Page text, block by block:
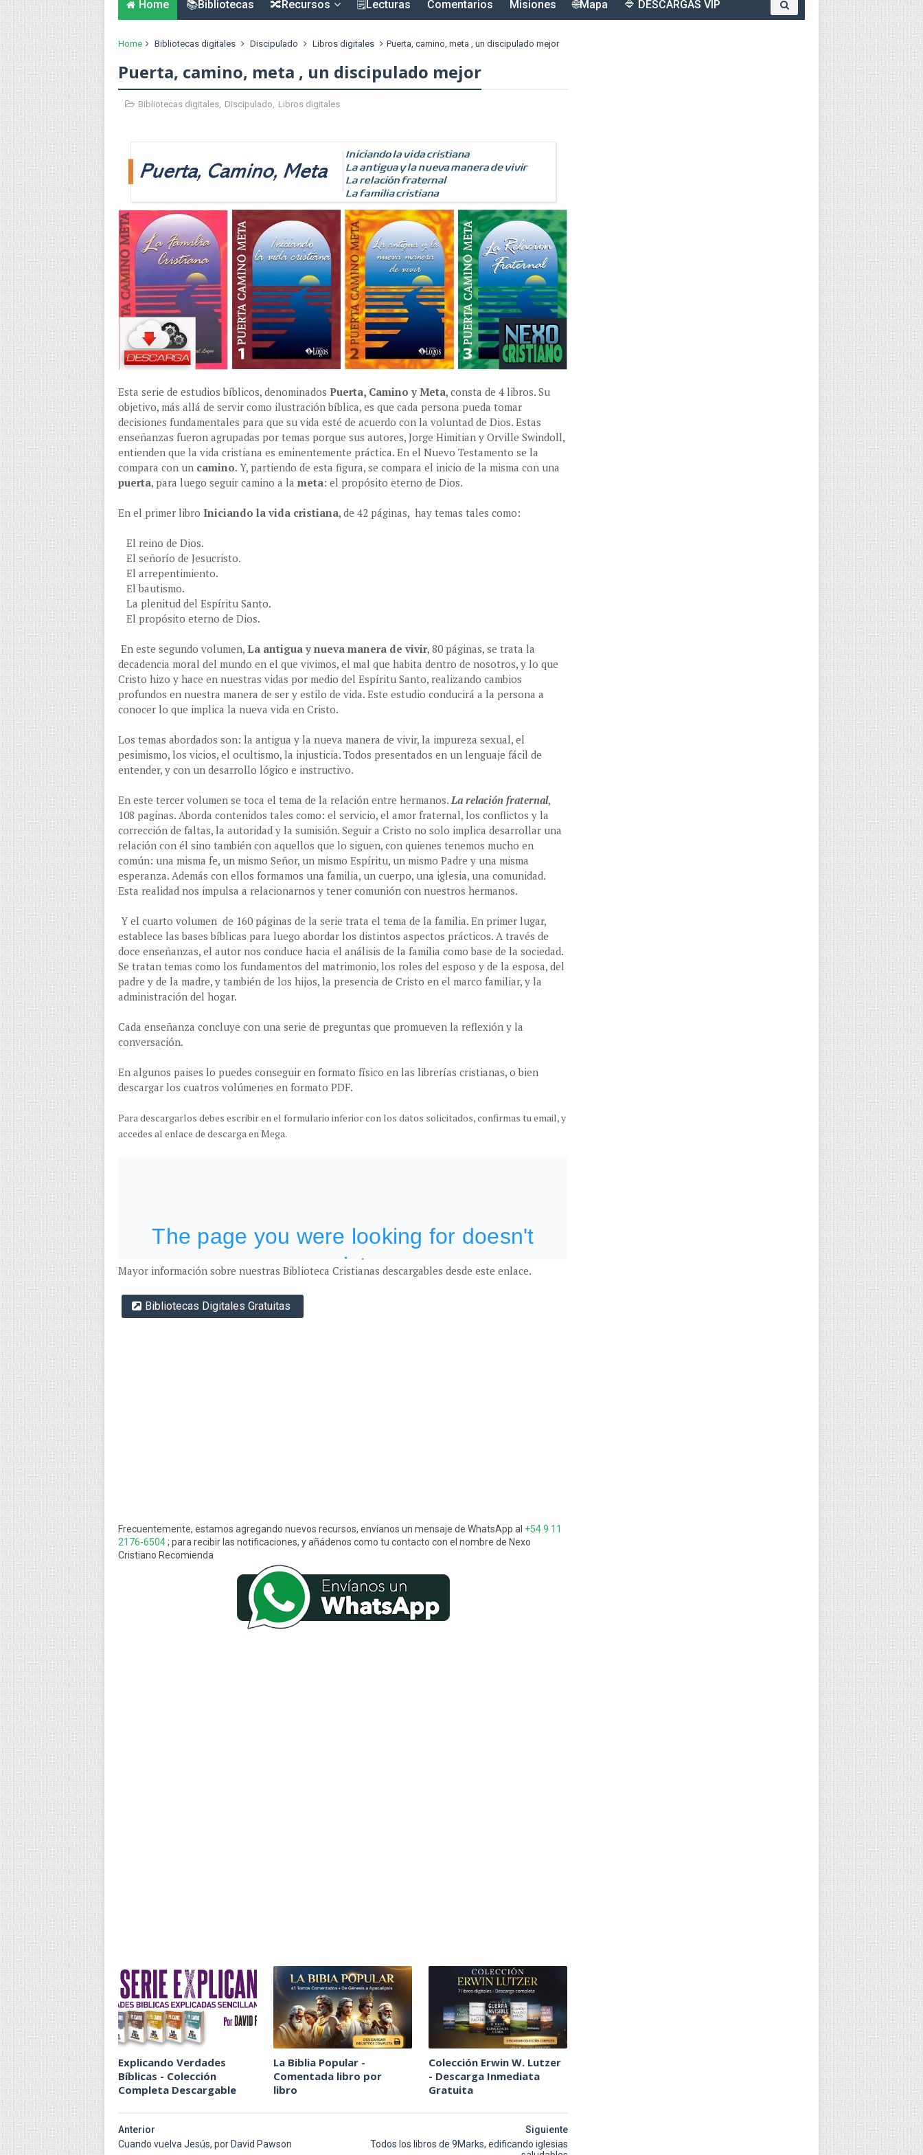
Home 📚Bibliotecas 🔀Recursos 🗒️Lecturas Comentarios Misiones 🌐Mapa 🔷 DESCARGAS VIP
Home Bibliotecas digitales Discipulado Libros digitales Puerta, camino, meta , un discipulado mejor
Puerta, camino, meta , un discipulado mejor
Bibliotecas digitales, Discipulado, Libros digitales
Esta serie de estudios bíblicos, denominados Puerta, Camino y Meta, consta de 4 libros. Su
objetivo, más allá de servir como ilustración bíblica, es que cada persona pueda tomar
decisiones fundamentales para que su vida esté de acuerdo con la voluntad de Dios. Estas
enseñanzas fueron agrupadas por temas porque sus autores, Jorge Himitian y Orville Swindoll,
entienden que la vida cristiana es eminentemente práctica. En el Nuevo Testamento se la
compara con un camino. Y, partiendo de esta figura, se compara el inicio de la misma con una
puerta, para luego seguir camino a la meta: el propósito eterno de Dios.
En el primer libro Iniciando la vida cristiana, de 42 páginas, hay temas tales como:
El reino de Dios.
El señorío de Jesucristo.
El arrepentimiento.
El bautismo.
La plenitud del Espíritu Santo.
El propósito eterno de Dios.
En este segundo volumen, La antigua y nueva manera de vivir, 80 páginas, se trata la
decadencia moral del mundo en el que vivimos, el mal que habita dentro de nosotros, y lo que
Cristo hizo y hace en nuestras vidas por medio del Espíritu Santo, realizando cambios
profundos en nuestra manera de ser y estilo de vida. Este estudio conducirá a la persona a
conocer lo que implica la nueva vida en Cristo.
Los temas abordados son: la antigua y la nueva manera de vivir, la impureza sexual, el
pesimismo, los vicios, el ocultismo, la injusticia. Todos presentados en un lenguaje fácil de
entender, y con un desarrollo lógico e instructivo.
En este tercer volumen se toca el tema de la relación entre hermanos.La relación fraternal,
108 paginas. Aborda contenidos tales como: el servicio, el amor fraternal, los conflictos y la
corrección de faltas, la autoridad y la sumisión. Seguir a Cristo no solo implica desarrollar una
relación con él sino también con aquellos que lo siguen, con quienes tenemos mucho en
común: una misma fe, un mismo Señor, un mismo Espíritu, un mismo Padre y una misma
esperanza. Además con ellos formamos una familia, un cuerpo, una iglesia, una comunidad.
Esta realidad nos impulsa a relacionarnos y tener comunión con nuestros hermanos.
Y el cuarto volumen de 160 páginas de la serie trata el tema de la familia. En primer lugar,
establece las bases bíblicas para luego abordar los distintos aspectos prácticos. A través de
doce enseñanzas, el autor nos conduce hacia el análisis de la familia como base de la sociedad.
Se tratan temas como los fundamentos del matrimonio, los roles del esposo y de la esposa, del
padre y de la madre, y también de los hijos, la presencia de Cristo en el marco familiar, y la
administración del hogar.
Cada enseñanza concluye con una serie de preguntas que promueven la reflexión y la
conversación.
En algunos paises lo puedes conseguir en formato físico en las librerías cristianas, o bien
descargar los cuatros volúmenes en formato PDF.
Para descargarlos debes escribir en el formulario inferior con los datos solicitados, confirmas tu email, y
accedes al enlace de descarga en Mega.
Mayor información sobre nuestras Biblioteca Cristianas descargables desde este enlace.
Bibliotecas Digitales Gratuitas
Frecuentemente, estamos agregando nuevos recursos, envíanos un mensaje de WhatsApp al +54 9 11
2176-6504; para recibir las notificaciones, y añádenos como tu contacto con el nombre de Nexo
Cristiano Recomienda
Explicando Verdades
Bíblicas - Colección
Completa Descargable
La Biblia Popular -
Comentada libro por
libro
Colección Erwin W. Lutzer
- Descarga Inmediata
Gratuita
Siguiente
Todos los libros de 9Marks, edificando iglesias
Anterior
Cuando vuelva Jesús, por David Pawson